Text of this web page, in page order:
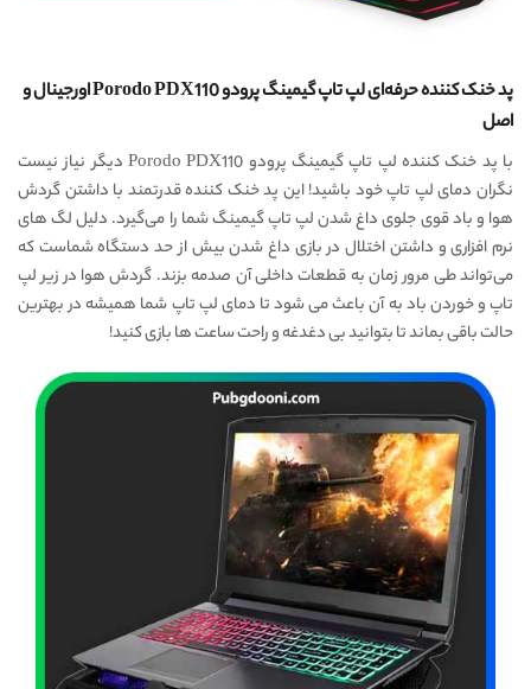
پد خنک کننده حرفه‌ای لپ تاپ گیمینگ پرودو Porodo PDX110 اورجینال و
اصل
با پد خنک کننده لپ تاپ گیمینگ پرودو Porodo PDX110 دیگر نیاز نیست
نگران دمای لپ تاپ خود باشید! این پد خنک کننده قدرتمند با داشتن گردش
هوا و باد قوی جلوی داغ شدن لپ تاپ گیمینگ شما را می‌گیرد. دلیل لگ های
نرم افزاری و داشتن اختلال در بازی داغ شدن بیش از حد دستگاه شماست که
می‌تواند طی مرور زمان به قطعات داخلی آن صدمه بزند. گردش هوا در زیر لپ
تاپ و خوردن باد به آن باعث می شود تا دمای لپ تاپ شما همیشه در بهترین
حالت باقی بماند تا بتوانید بی دغدغه و راحت ساعت ها بازی کنید!